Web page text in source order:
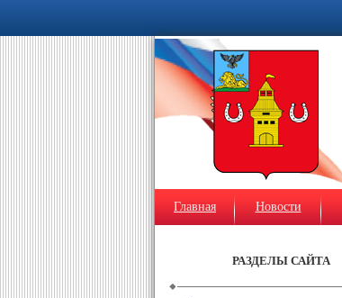
Главная Новости
РАЗДЕЛЫ САЙТА